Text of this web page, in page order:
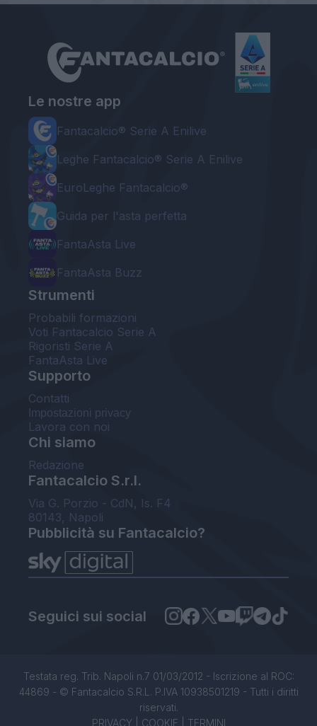
Le nostre app
Fantacalcio® Serie A Enilive
Leghe Fantacalcio® Serie A Enilive
EuroLeghe Fantacalcio®
Guida per l'asta perfetta
FantaAsta Live
FantaAsta Buzz
Strumenti
Probabili formazioni
Voti Fantacalcio Serie A
Rigoristi Serie A
FantaAsta Live
Supporto
Contatti
Impostazioni privacy
Lavora con noi
Chi siamo
Redazione
Fantacalcio S.r.l.
Via G. Porzio - CdN, Is. F4
80143, Napoli
Pubblicità su Fantacalcio?
Seguici sui social
Testata reg. Trib. Napoli n.7 01/03/2012 - Iscrizione al ROC:
44869 - © Fantacalcio S.R.L. P.IVA 10938501219 - Tutti i diritti
riservati.
PRIVACY| COOKIE TERMINI